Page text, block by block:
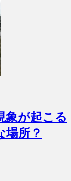
象が起こる
場所？